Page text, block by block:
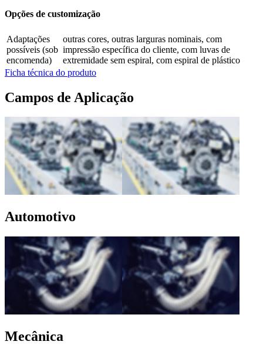
Opções de customização
Adaptações
possíveis (sob
encomenda)
outras cores, outras larguras nominais, com
impressão específica do cliente, com luvas de
extremidade sem espiral, com espiral de plástico
Ficha técnica do produto
Campos de Aplicação
Automotivo
Mecânica